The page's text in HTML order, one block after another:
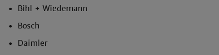
Bihl + Wiedemann
Bosch
Daimler